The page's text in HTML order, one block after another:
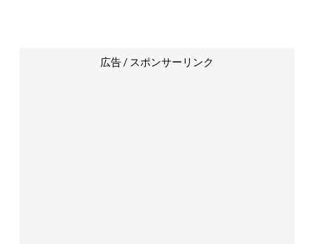
広告 / スポンサーリンク